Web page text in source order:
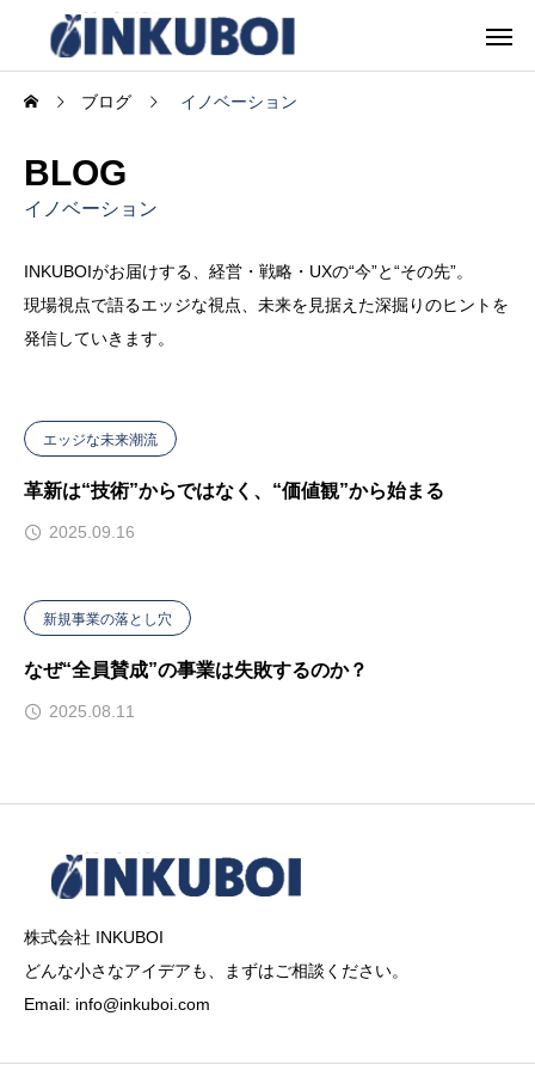
ブログ イノベーション
BLOG
イノベーション
INKUBOIがお届けする、経営・戦略・UXの“今”と“その先”。
現場視点で語るエッジな視点、未来を見据えた深掘りのヒントを
発信していきます。
エッジな未来潮流
革新は“技術”からではなく、“価値観”から始まる
2025.09.16
新規事業の落とし穴
なぜ“全員賛成”の事業は失敗するのか？
2025.08.11
株式会社 INKUBOI
どんな小さなアイデアも、まずはご相談ください。
Email: info@inkuboi.com